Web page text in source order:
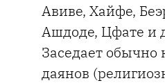
Авиве, Хайфе,
Ашдоде, Цфате и
Заседает обычно
даянов